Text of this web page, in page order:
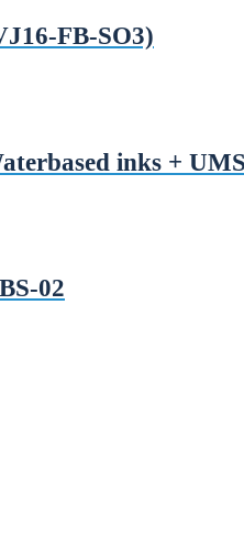
FB-SO3)
inks +
02